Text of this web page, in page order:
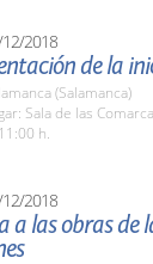
2018
de la
(Salamanca)
Sala de las
h.
2018
a las obras de